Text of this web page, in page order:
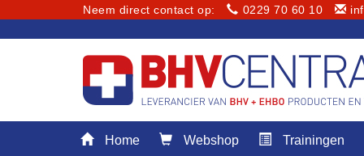
Neem direct contact op: 0229 70 60 10
Home
Home Webshop Trainingen